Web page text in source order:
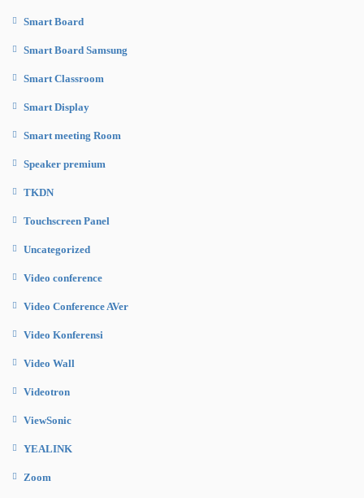
Smart Board
Smart Board Samsung
Smart Classroom
Smart Display
Smart meeting Room
Speaker premium
TKDN
Touchscreen Panel
Uncategorized
Video conference
Video Conference AVer
Video Konferensi
Video Wall
Videotron
ViewSonic
YEALINK
Zoom